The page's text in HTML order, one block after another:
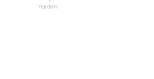
Yardım